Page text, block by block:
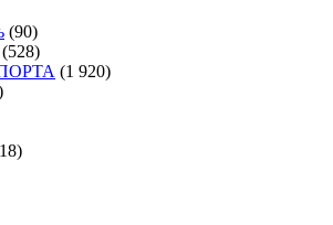
(90)
(528)
(1 920)